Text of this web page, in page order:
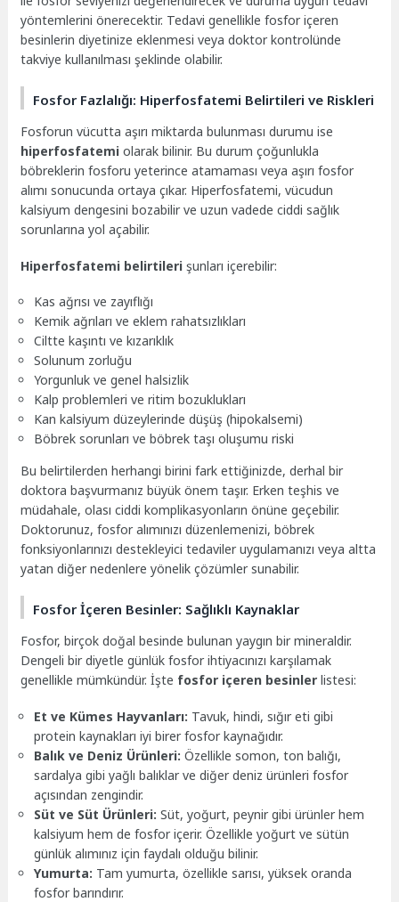
yöntemlerini önerecektir. Tedavi genellikle fosfor içeren
besinlerin diyetinize eklenmesi veya doktor kontrolünde
takviye kullanılması şeklinde olabilir.
Fosfor Fazlalığı: Hiperfosfatemi Belirtileri ve Riskleri
Fosforun vücutta aşırı miktarda bulunması durumu ise
hiperfosfatemi olarak bilinir. Bu durum çoğunlukla
böbreklerin fosforu yeterince atamaması veya aşırı fosfor
alımı sonucunda ortaya çıkar. Hiperfosfatemi, vücudun
kalsiyum dengesini bozabilir ve uzun vadede ciddi sağlık
sorunlarına yol açabilir.
Hiperfosfatemi belirtileri şunları içerebilir:
Kas ağrısı ve zayıflığı
Kemik ağrıları ve eklem rahatsızlıkları
Ciltte kaşıntı ve kızarıklık
Solunum zorluğu
Yorgunluk ve genel halsizlik
Kalp problemleri ve ritim bozuklukları
Kan kalsiyum düzeylerinde düşüş (hipokalsemi)
Böbrek sorunları ve böbrek taşı oluşumu riski
Bu belirtilerden herhangi birini fark ettiğinizde, derhal bir
doktora başvurmanız büyük önem taşır. Erken teşhis ve
müdahale, olası ciddi komplikasyonların önüne geçebilir.
Doktorunuz, fosfor alımınızı düzenlemenizi, böbrek
fonksiyonlarınızı destekleyici tedaviler uygulamanızı veya altta
yatan diğer nedenlere yönelik çözümler sunabilir.
Fosfor İçeren Besinler: Sağlıklı Kaynaklar
Fosfor, birçok doğal besinde bulunan yaygın bir mineraldir.
Dengeli bir diyetle günlük fosfor ihtiyacınızı karşılamak
genellikle mümkündür. İşte fosfor içeren besinler listesi:
Et ve Kümes Hayvanları: Tavuk, hindi, sığır eti gibi
protein kaynakları iyi birer fosfor kaynağıdır.
Balık ve Deniz Ürünleri: Özellikle somon, ton balığı,
sardalya gibi yağlı balıklar ve diğer deniz ürünleri fosfor
açısından zengindir.
Süt ve Süt Ürünleri: Süt, yoğurt, peynir gibi ürünler hem
kalsiyum hem de fosfor içerir. Özellikle yoğurt ve sütün
günlük alımınız için faydalı olduğu bilinir.
Yumurta: Tam yumurta, özellikle sarısı, yüksek oranda
fosfor barındırır.